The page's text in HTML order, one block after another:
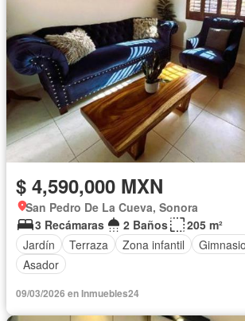
$ 4,590,000 MXN
San Pedro De La Cueva, Sonora
3 Recámaras
2 Baños
205 m²
Jardín
Terraza Zona infantil Gimnasio
Asador
09/03/2026 en Inmuebles24